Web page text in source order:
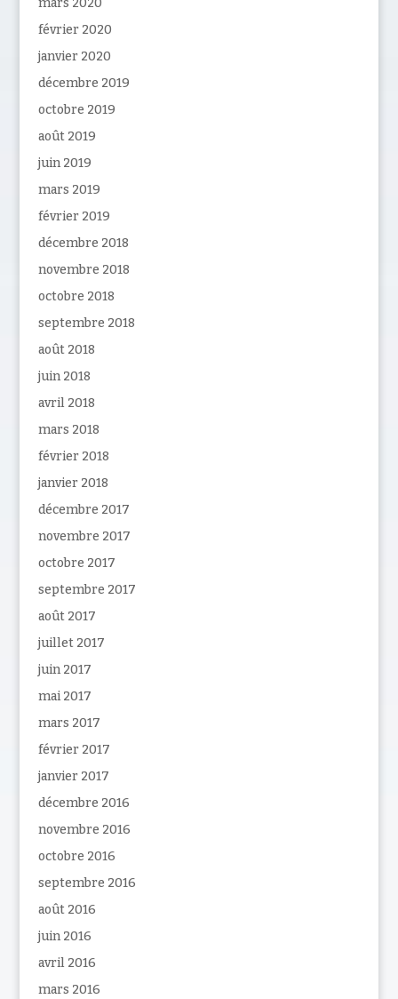
mars 2020
février 2020
janvier 2020
décembre 2019
octobre 2019
août 2019
juin 2019
mars 2019
février 2019
décembre 2018
novembre 2018
octobre 2018
septembre 2018
août 2018
juin 2018
avril 2018
mars 2018
février 2018
janvier 2018
décembre 2017
novembre 2017
octobre 2017
septembre 2017
août 2017
juillet 2017
juin 2017
mai 2017
mars 2017
février 2017
janvier 2017
décembre 2016
novembre 2016
octobre 2016
septembre 2016
août 2016
juin 2016
avril 2016
mars 2016